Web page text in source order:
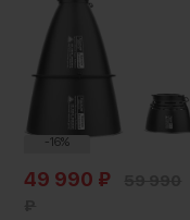
-16%
49 990 ₽